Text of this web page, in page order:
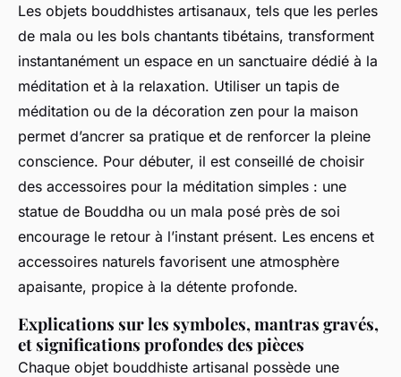
Les objets bouddhistes artisanaux, tels que les perles
de mala ou les bols chantants tibétains, transforment
instantanément un espace en un sanctuaire dédié à la
méditation et à la relaxation. Utiliser un tapis de
méditation ou de la décoration zen pour la maison
permet d’ancrer sa pratique et de renforcer la pleine
conscience. Pour débuter, il est conseillé de choisir
des accessoires pour la méditation simples : une
statue de Bouddha ou un mala posé près de soi
encourage le retour à l’instant présent. Les encens et
accessoires naturels favorisent une atmosphère
apaisante, propice à la détente profonde.
Explications sur les symboles, mantras gravés,
et significations profondes des pièces
Chaque objet bouddhiste artisanal possède une